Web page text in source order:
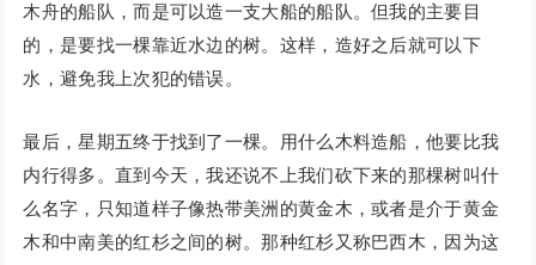
木舟的船队，而是可以造一支大船的船队。但我的主要目
的，是要找一棵靠近水边的树。这样，造好之后就可以下
水，避免我上次犯的错误。
最后，星期五终于找到了一棵。用什么木料造船，他要比我
内行得多。直到今天，我还说不上我们砍下来的那棵树叫什
么名字，只知道样子像热带美洲的黄金木，或者是介于黄金
木和中南美的红杉之间的树。那种红杉又称巴西木，因为这